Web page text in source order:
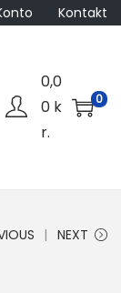
Kontakt
0,0
0 k
r.
0
NEXT